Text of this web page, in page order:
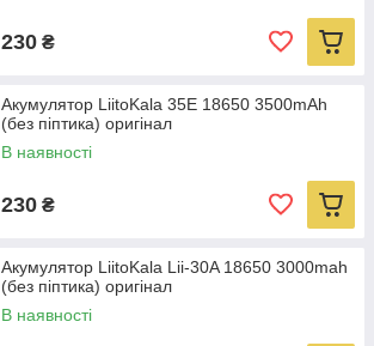
230 ₴
Акумулятор LiitoKala 35E 18650 3500mAh
(без пiптика) оригінал
В наявності
230 ₴
Акумулятор LiitoKala Lii-30A 18650 3000mah
(без пiптика) оригінал
В наявності